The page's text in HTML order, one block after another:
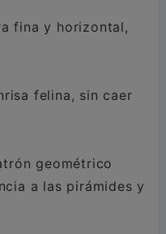
fina y horizontal,
felina, sin caer
geométrico
a las pirámides y